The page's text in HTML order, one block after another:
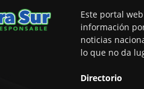
Este portal
información
noticias
lo que no da
Directorio